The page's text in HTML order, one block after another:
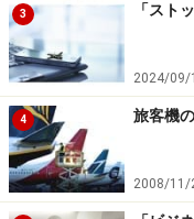
3 「スト
2024/09/
4 旅客機
2008/11/